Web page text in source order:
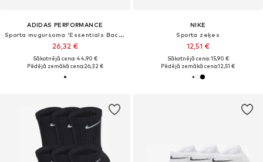
ADIDAS PERFORMANCE
Sporta mugursoma 'Essentials Back To School'
26,32 €
Sākotnējā cena: 44,90 €
Pēdējā zemākā cena:26,32 €
NIKE
Sporta zeķes
12,51 €
Sākotnējā cena: 15,90 €
Pēdējā zemākā cena:12,51 €